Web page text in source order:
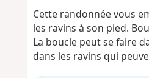
Cette randonnée vous
les ravins à son pied.
La boucle peut se faire
dans les ravins qui